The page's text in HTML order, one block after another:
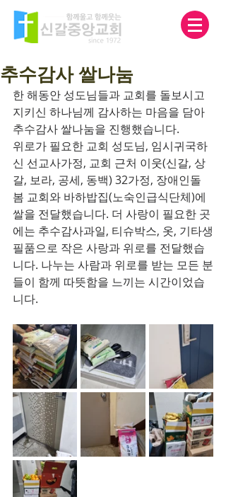
추수감사 쌀나눔
한 해동안 성도님들과 교회를 돌보시고
지키신 하나님께 감사하는 마음을 담아
추수감사 쌀나눔을 진행했습니다.
위로가 필요한 교회 성도님, 임시귀국하
신 선교사가정, 교회 근처 이웃(신갈, 상
갈, 보라, 공세, 동백) 32가정, 장애인돌
봄 교회와 바하밥집(노숙인급식단체)에
쌀을 전달했습니다. 더 사랑이 필요한 곳
에는 추수감사과일, 티슈박스, 옷, 기타생
필품으로 작은 사랑과 위로를 전달했습
니다. 나누는 사람과 위로를 받는 모든 분
들이 함께 따뜻함을 느끼는 시간이었습
니다.